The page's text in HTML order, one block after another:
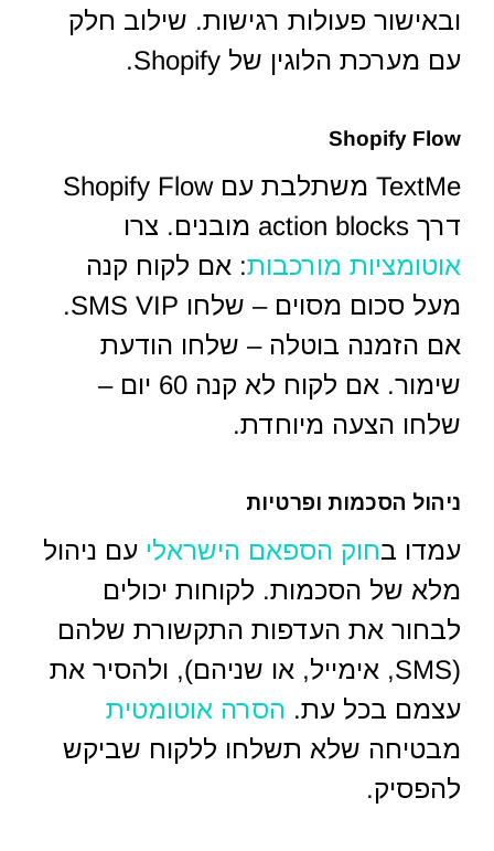
ובאישור פעולות רגישות. שילוב חלק
עם מערכת הלוגין של Shopify.
Shopify Flow
TextMe משתלבת עם Shopify Flow
דרך action blocks מובנים. צרו
אוטומציות מורכבות: אם לקוח קנה
מעל סכום מסוים – שלחו SMS VIP.
אם הזמנה בוטלה – שלחו הודעת
שימור. אם לקוח לא קנה 60 יום –
שלחו הצעה מיוחדת.
ניהול הסכמות ופרטיות
עמדו בחוק הספאם הישראלי עם ניהול
מלא של הסכמות. לקוחות יכולים
לבחור את העדפות התקשורת שלהם
(SMS, אימייל, או שניהם), ולהסיר את
עצמם בכל עת. הסרה אוטומטית
מבטיחה שלא תשלחו ללקוח שביקש
להפסיק.